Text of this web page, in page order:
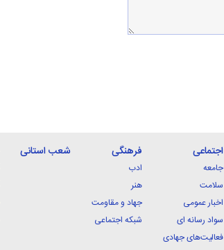
اجتماعی
جامعه
سلامت
اخبار عمومی
سواد رسانه ای
فعالیت‌های جهادی
فرهنگی
ادب
هنر
جهاد و مقاومت
شبکه اجتماعی
شعب استانی